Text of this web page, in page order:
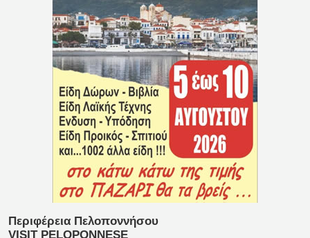
Περιφέρεια Πελοποννήσου
VISIT PELOPONNESE